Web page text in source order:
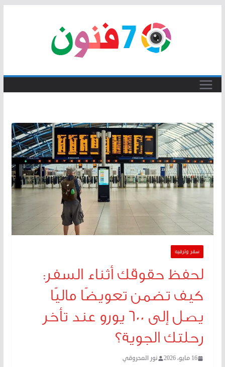
سفر وترفيه
لحفظ حقوقك أثناء السفر:
كيف تضمن تعويضًا ماليًا
يصل إلى 600 يورو عند تأخر
رحلتك الجوية؟
16 مايو، 2026 نور المحروقي